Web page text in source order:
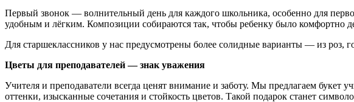
Первый звонок — волнительный день для каждого школьника, особенно для
удобным и лёгким. Композиции собираются так, чтобы ребенку было комфортно
Для старшеклассников у нас предусмотрены более солидные варианты — из роз,
Цветы для преподавателей — знак уважения
Учителя и преподаватели всегда ценят внимание и заботу. Мы предлагаем букет
оттенки, изысканные сочетания и стойкость цветов. Такой подарок станет